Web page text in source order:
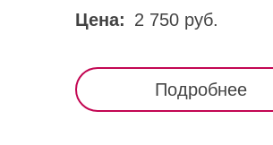
Цена: 2 750 руб.
Подробнее